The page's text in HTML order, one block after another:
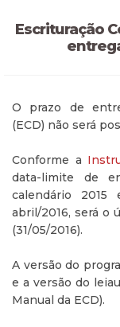
Escrituração
O prazo de
(ECD) não será
Conforme a
data-limite de
calendário
abril/2016, será o
(31/05/2016).
A versão do
e a versão do
Manual da ECD).